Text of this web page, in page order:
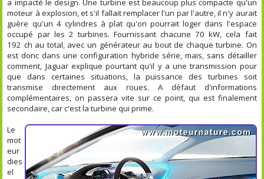
a impacté le design. Une turbine est beaucoup plus compacte qu'un
moteur à explosion, et s'il fallait remplacer l'un par l'autre, il n'y aurait
guère qu'un 4 cylindres à plat qu'on pourrait loger dans l'espace
occupé par les 2 turbines. Fournissant chacune 70 kW, cela fait
192 ch au total, avec un générateur au bout de chaque turbine. On
est donc dans une configuration hybride série, mais, sans détailler
comment, Jaguar explique pourtant qu'il y a une transmission pour
que dans certaines situations, la puissance des turbines soit
transmise directement aux roues. A défaut d'informations
complémentaires, on passera vite sur ce point, qui est finalement
secondaire, car c'est la turbine qui prime.
Le
mot
eur
dies
el